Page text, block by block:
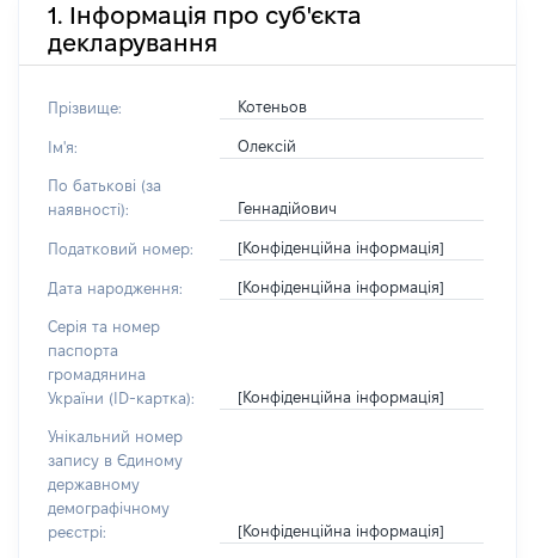
1. Інформація про суб'єкта
декларування
Прізвище: Котеньов
Ім'я: Олексій
По батькові (за
наявності):
Геннадійович
Податковий номер: [Конфіденційна інформація]
Дата народження: [Конфіденційна інформація]
Серія та номер
паспорта
громадянина
України (ID-картка):
[Конфіденційна інформація]
Унікальний номер
запису в Єдиному
державному
демографічному
реєстрі:
[Конфіденційна інформація]